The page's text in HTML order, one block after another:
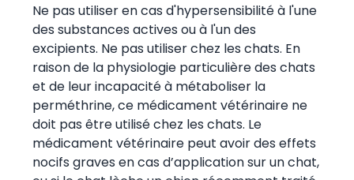
Ne pas utiliser en cas d'hypersensibilité à l'une
des substances actives ou à l'un des
excipients. Ne pas utiliser chez les chats. En
raison de la physiologie particulière des chats
et de leur incapacité à métaboliser la
perméthrine, ce médicament vétérinaire ne
doit pas être utilisé chez les chats. Le
médicament vétérinaire peut avoir des effets
nocifs graves en cas d’application sur un chat,